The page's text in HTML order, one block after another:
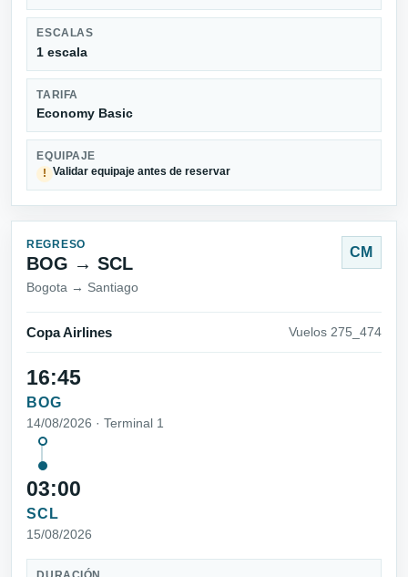
ESCALAS
1 escala
TARIFA
Economy Basic
EQUIPAJE
!
Validar equipaje antes de reservar
REGRESO
BOG → SCL
Bogota → Santiago
CM
Copa Airlines Vuelos 275_474
16:45
BOG
14/08/2026 · Terminal 1
03:00
SCL
15/08/2026